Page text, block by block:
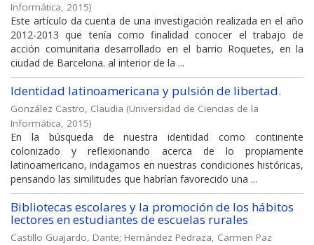
Informática, 2015)
Este artículo da cuenta de una investigación realizada en el año
2012-2013 que tenía como finalidad conocer el trabajo de
acción comunitaria desarrollado en el barrio Roquetes, en la
ciudad de Barcelona. al interior de la ...
Identidad latinoamericana y pulsión de libertad.
González Castro, Claudia (Universidad de Ciencias de la
Informática, 2015)
En la búsqueda de nuestra identidad como continente
colonizado y reflexionando acerca de lo propiamente
latinoamericano, indagamos en nuestras condiciones históricas,
pensando las similitudes que habrían favorecido una ...
Bibliotecas escolares y la promoción de los hábitos
lectores en estudiantes de escuelas rurales
Castillo Guajardo, Dante; Hernández Pedraza, Carmen Paz